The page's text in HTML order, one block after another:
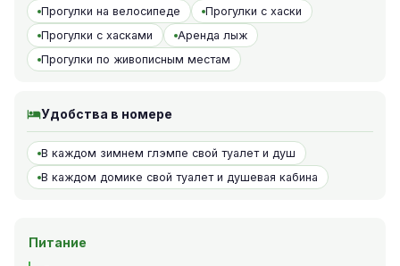
Прогулки на велосипеде
Прогулки с хаски
Прогулки с хасками
Аренда лыж
Прогулки по живописным местам
Удобства в номере
В каждом зимнем глэмпе свой туалет и душ
В каждом домике свой туалет и душевая кабина
Питание